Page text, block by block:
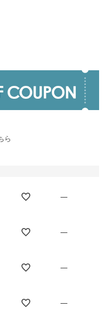
ら
—
—
—
—